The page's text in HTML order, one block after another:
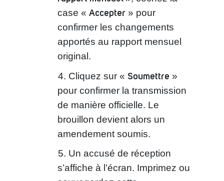
case «Accepter » pour
confirmer les changements
apportés au rapport mensuel
original.
Cliquez sur « Soumettre »
pour confirmer la transmission
de manière officielle. Le
brouillon devient alors un
amendement soumis.
Un accusé de réception
s’affiche à l’écran. Imprimez ou